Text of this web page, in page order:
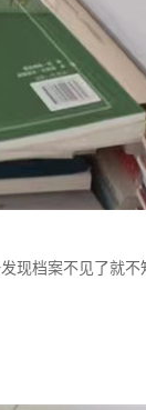
现档案不见了就不